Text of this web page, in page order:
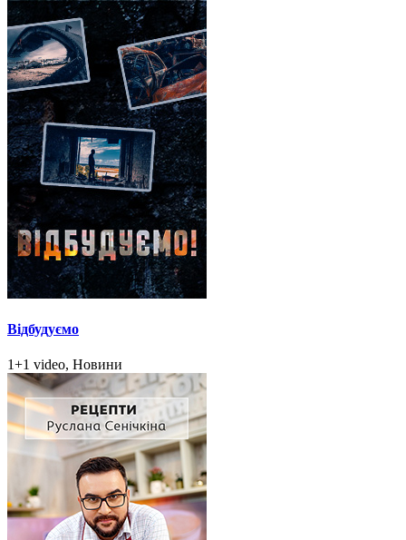
Відбудуємо
1+1 video, Новини